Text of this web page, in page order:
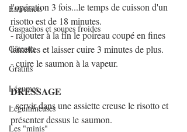
Entremets
Gaspachos et soupes froides
Gâteaux
Gratins
Légumes
Légumineuses
Les "minis"
l'opération 3 fois...le temps de cuisson d'un
risotto est de 18 minutes.
- rajouter à la fin le poireau coupé en fines
lamelles et laisser cuire 3 minutes de plus.
- cuire le saumon à la vapeur.
DRESSAGE
- servir dans une assiette creuse le risotto et
présenter dessus le saumon.